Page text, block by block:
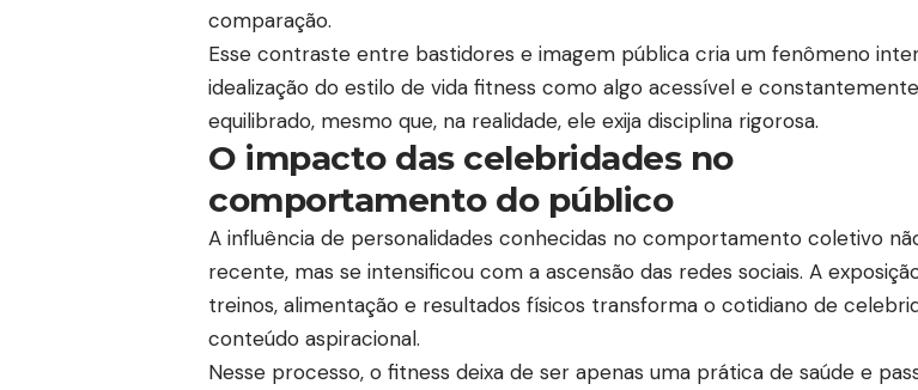
comparação.
Esse contraste entre bastidores e imagem pública cria um fenômeno
idealização do estilo de vida fitness como algo acessível e constantemente
equilibrado, mesmo que, na realidade, ele exija disciplina rigorosa.
O impacto das celebridades no
comportamento do público
A influência de personalidades conhecidas no comportamento coletivo
recente, mas se intensificou com a ascensão das redes sociais. A
treinos, alimentação e resultados físicos transforma o cotidiano de
conteúdo aspiracional.
Nesse processo, o fitness deixa de ser apenas uma prática de saúde e